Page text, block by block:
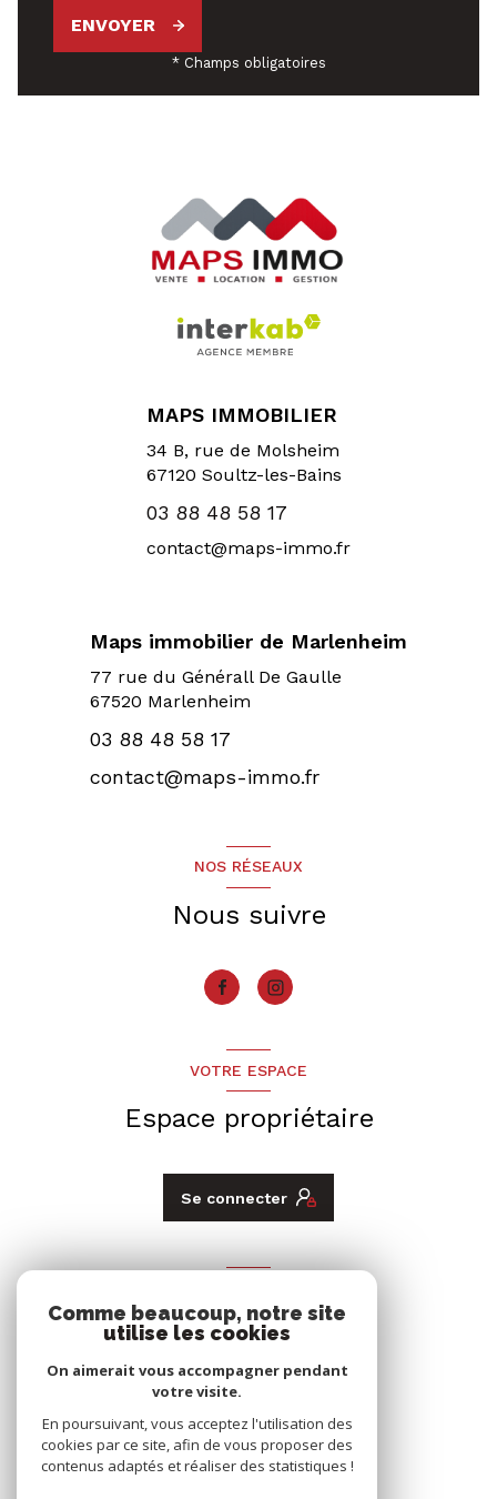
ENVOYER
* Champs obligatoires
MAPS IMMOBILIER
34 B, rue de Molsheim
67120 Soultz-les-Bains
03 88 48 58 17
contact@maps-immo.fr
Maps immobilier de Marlenheim
77 rue du Générall De Gaulle
67520 Marlenheim
03 88 48 58 17
contact@maps-immo.fr
NOS RÉSEAUX
Nous suivre
VOTRE ESPACE
Espace propriétaire
Se connecter
Nous adhérons
Comme beaucoup, notre site
utilise les cookies
On aimerait vous accompagner pendant
votre visite.
En poursuivant, vous acceptez l'utilisation des
cookies par ce site, afin de vous proposer des
contenus adaptés et réaliser des statistiques !